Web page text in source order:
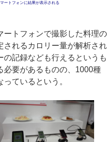
ートフォンに結果が表示される
トフォンで撮影した料理の
されるカロリー量が解析され
記録なども行えるというも
必要があるものの、1000種
ているという。